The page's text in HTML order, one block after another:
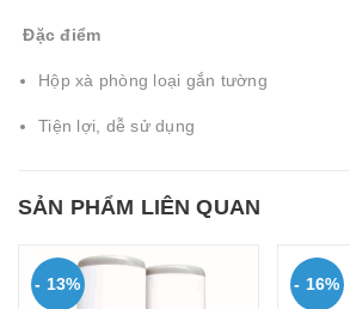
Đặc điểm
Hộp xà phòng loại gắn tường
Tiện lợi, dễ sử dụng
SẢN PHẨM LIÊN QUAN
- 13% - 16%